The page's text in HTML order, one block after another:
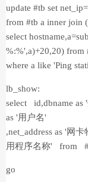
update #tb set
from #tb a inner join (
select
%:%',a)+20,20) from
where a like 'Ping
lb_show:
select id,dbname as
as '用户名'
,net_address as '网
用程序名称' from
go